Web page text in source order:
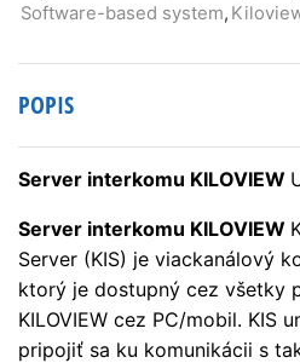
Software-based system,
POPIS
Server interkomu KILOVIEW
Server interkomu KILOVIEW
Server (KIS) je viackanálový
ktorý je dostupný cez všetky
KILOVIEW cez PC/mobil. KIS
pripojiť sa ku komunikácii s